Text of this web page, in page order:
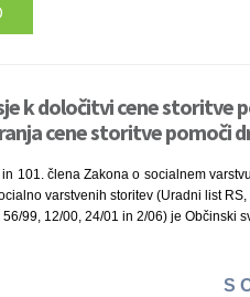
k določitvi cene storitve
cene storitve pomoči
101. člena Zakona o socialnem
varstvenih storitev (Uradni list
99, 12/00, 24/01 in 2/06) je Občinski
S